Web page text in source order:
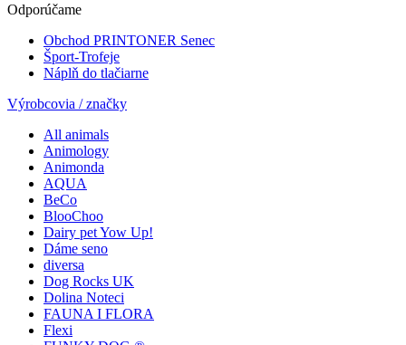
Odporúčame
Obchod PRINTONER Senec
Šport-Trofeje
Náplň do tlačiarne
Výrobcovia / značky
All animals
Animology
Animonda
AQUA
BeCo
BlooChoo
Dairy pet Yow Up!
Dáme seno
diversa
Dog Rocks UK
Dolina Noteci
FAUNA I FLORA
Flexi